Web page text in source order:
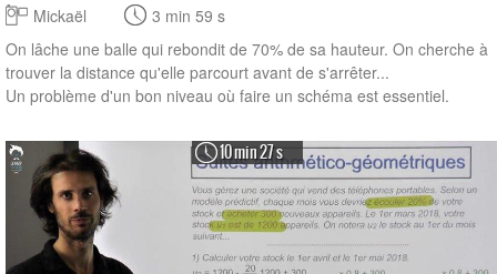
Mickaël
3 min 59 s
On lâche une balle qui rebondit de 70% de sa hauteur. On cherche à
trouver la distance qu'elle parcourt avant de s'arrêter...
Un problème d'un bon niveau où faire un schéma est essentiel.
10 min 27 s